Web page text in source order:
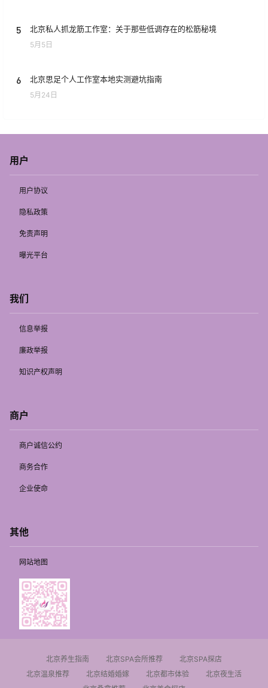
5 北京私人抓龙筋工作室：关于那些低调存在的松筋秘境
5月5日
6 北京思足个人工作室本地实测避坑指南
5月24日
用户
用户协议
隐私政策
免责声明
曝光平台
我们
信息举报
廉政举报
知识产权声明
商户
商户诚信公约
商务合作
企业使命
其他
网站地图
北京养生指南 北京SPA会所推荐
北京SPA探店
北京温泉推荐
北京结婚婚嫁 北京都市体验
北京夜生活